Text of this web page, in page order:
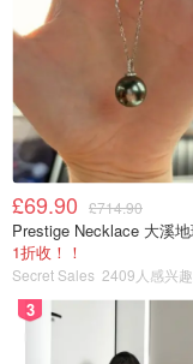
£69.90 £714.90
1折收！！
Secret Sales 2409人感兴趣
3